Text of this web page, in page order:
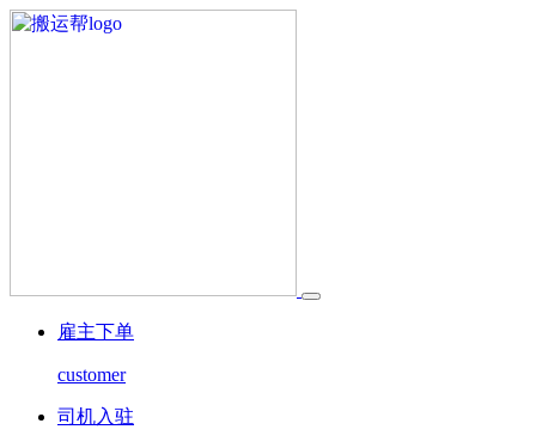
雇主下单
customer
司机入驻